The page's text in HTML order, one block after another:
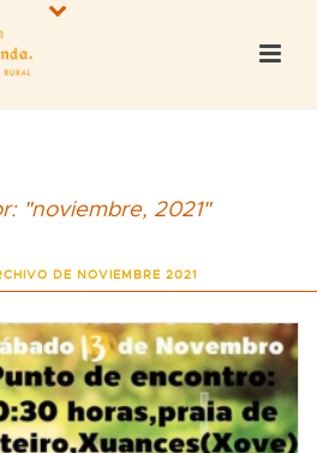
"noviembre, 2021"
DE NOVIEMBRE 2021